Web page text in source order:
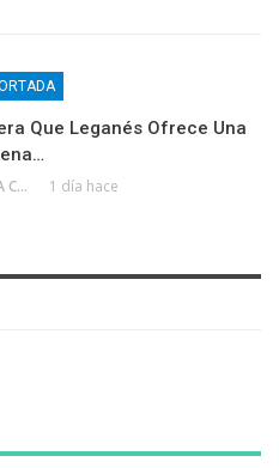
Que Leganés Ofrece Una
AL CABO DE LA CALLE 1 día hace